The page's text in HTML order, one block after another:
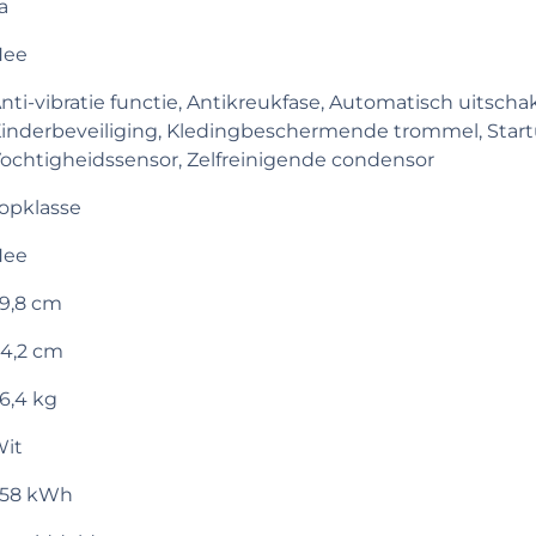
vibratie functie, Antikreukfase, Automatisch
Kledingbeschermende trommel,
Zelfreinigende condensor
cm
cm
kg
kWh